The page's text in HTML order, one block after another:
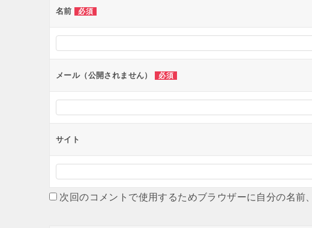
ー
ョ
ン
名前 必須
メール（公開されません） 必須
サイト
次回のコメントで使用するためブラウザーに自分の名前